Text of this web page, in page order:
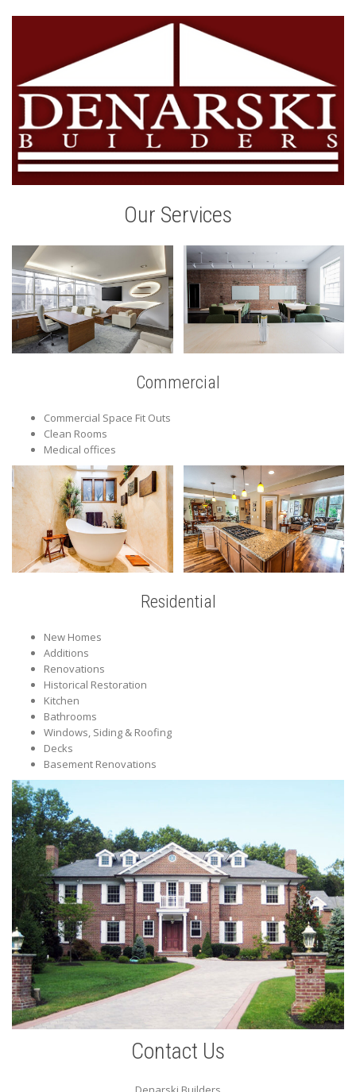
Our Services
Commercial
Commercial Space Fit Outs
Clean Rooms
Medical offices
Residential
New Homes
Additions
Renovations
Historical Restoration
Kitchen
Bathrooms
Windows, Siding & Roofing
Decks
Basement Renovations
Contact Us